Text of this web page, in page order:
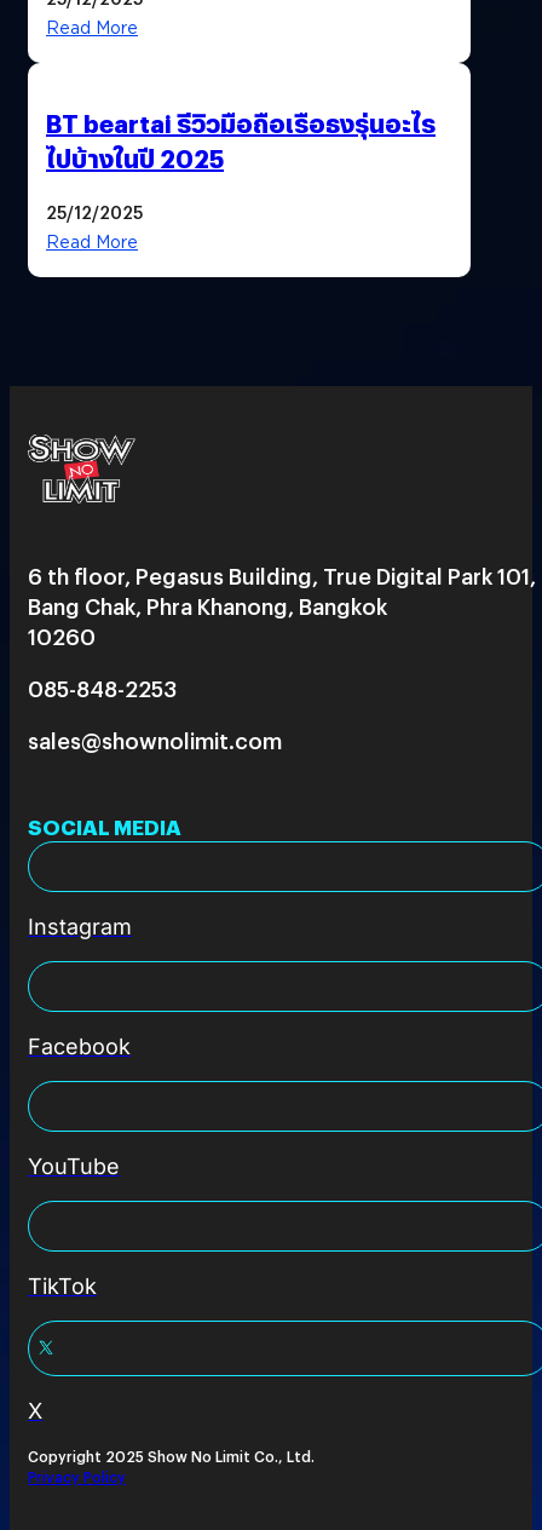
Read More
BT beartai รีวิวมือถือเรือธงรุ่นอะไร
ไปบ้างในปี 2025
25/12/2025
Read More
6 th floor, Pegasus Building, True Digital Park 101,
Bang Chak, Phra Khanong, Bangkok
10260
085-848-2253
sales@shownolimit.com
SOCIAL MEDIA
Instagram
Facebook
YouTube
TikTok
X
Copyright 2025 Show No Limit Co., Ltd.
Privacy Policy